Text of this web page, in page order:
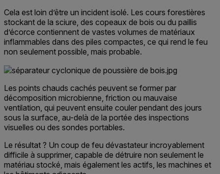
Cela est loin d’être un incident isolé. Les cours forestières
stockant de la sciure, des copeaux de bois ou du paillis
d’écorce contiennent de vastes volumes de matériaux
inflammables dans des piles compactes, ce qui rend le feu
non seulement possible, mais probable.
Les points chauds cachés peuvent se former par
décomposition microbienne, friction ou mauvaise
ventilation, qui peuvent ensuite couler pendant des jours
sous la surface, au-delà de la portée des inspections
visuelles ou des sondes portables.
Le résultat ? Un coup de feu dévastateur incroyablement
difficile à supprimer, capable de détruire non seulement le
matériau stocké, mais également les actifs, les machines et